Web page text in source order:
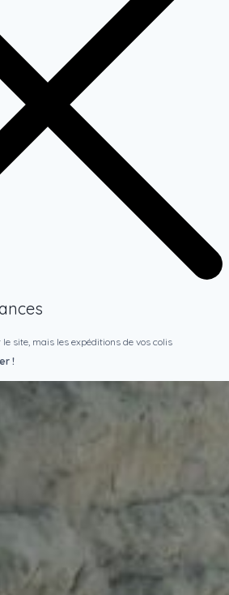
site, mais les expéditions de vos colis
!